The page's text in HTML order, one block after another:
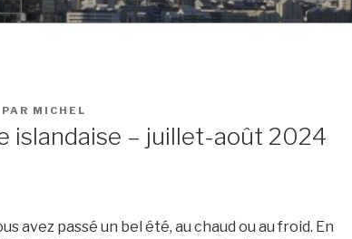
PAR MICHEL
islandaise – juillet-août 2024
avez passé un bel été, au chaud ou au froid. En